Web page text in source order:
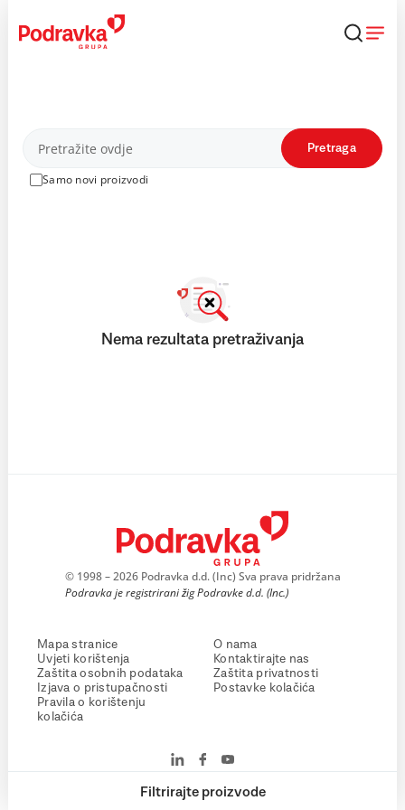
content
Proizvodi
Samo novi proizvodi
Pretraga
Filtrirajte proizvode
Nema rezultata pretraživanja
© 1998 – 2026 Podravka d.d. (Inc) Sva prava pridržana
Podravka je registrirani žig Podravke d.d. (Inc.)
Mapa stranice
Uvjeti korištenja
Zaštita osobnih podataka
Izjava o pristupačnosti
Pravila o korištenju
kolačića
O nama
Kontaktirajte nas
Zaštita privatnosti
Postavke kolačića